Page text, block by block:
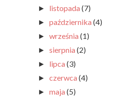
► listopada(7)
►października(4)
►września(1)
►sierpnia(2)
► lipca(3)
►czerwca(4)
►maja(5)